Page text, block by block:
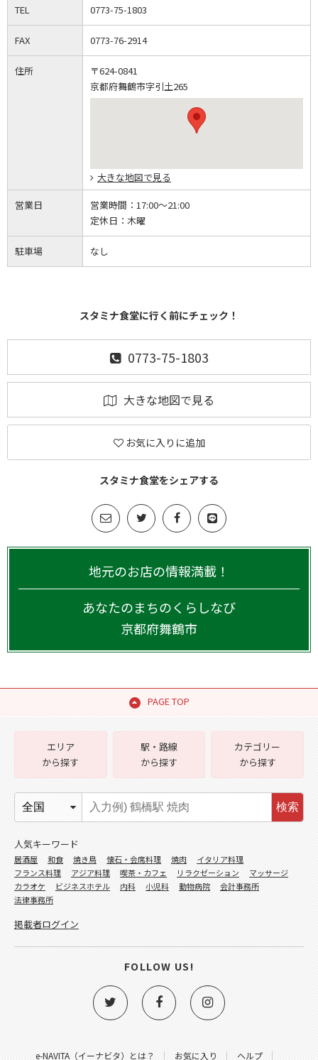
TEL 0773-75-1803
FAX 0773-76-2914
住所
〒624-0841
京都府舞鶴市字引土265
大きな地図で見る
営業日 営業時間： 17:00～21:00
定休日： 木曜
駐車場 なし
スタミナ食堂に行く前にチェック！
0773-75-1803
大きな地図で見る
お気に入りに追加
スタミナ食堂をシェアする
地元のお店の情報満載！
あなたのまちのくらしなび
京都府舞鶴市
PAGE TOP
e-NAVITA（イーナビタ）とは？ お気に入り ヘルプ
エリア
から探す
駅・路線
から探す
カテゴリー
から探す
検索
人気キーワード
居酒屋 和食 焼き鳥 懐石・会席料理 焼肉
イタリア料理
フランス料理
アジア料理 喫茶・カフェ リラクゼーション
マッサージ
カラオケ
ビジネスホテル 内科 小児科 動物病院
会計事務所
法律事務所
掲載者ログイン
FOLLOW US!